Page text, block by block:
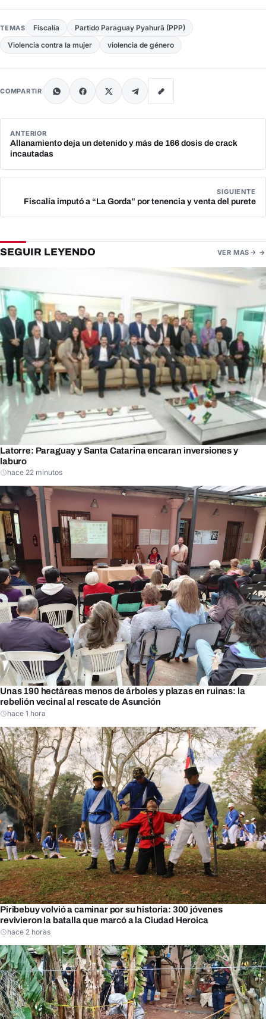
TEMAS Fiscalía
Partido Paraguay Pyahurã (PPP)
Violencia contra la mujer
violencia de género
COMPARTIR
ANTERIOR
Allanamiento deja un detenido y más de 166 dosis de crack
incautadas
SIGUIENTE
Fiscalía imputó a “La Gorda” por tenencia y venta del purete
SEGUIR LEYENDO VER MAS
Latorre: Paraguay y Santa Catarina encaran inversiones y
laburo
hace 22 minutos
Unas 190 hectáreas menos de árboles y plazas en ruinas: la
rebelión vecinal al rescate de Asunción
hace 1 hora
Piribebuy volvió a caminar por su historia: 300 jóvenes
revivieron la batalla que marcó a la Ciudad Heroica
hace 2 horas